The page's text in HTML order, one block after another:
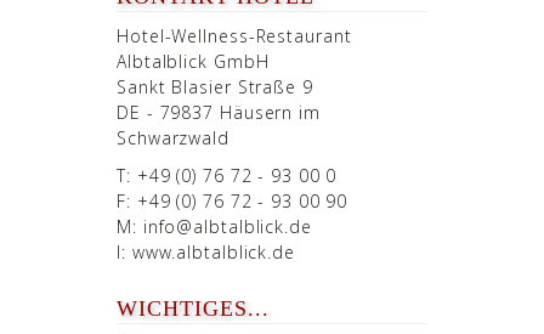
Hotel-Wellness-Restaurant
Albtalblick GmbH
Sankt Blasier Straße 9
DE - 79837 Häusern im
Schwarzwald
T: +49 (0) 76 72 - 93 00 0
F: +49 (0) 76 72 - 93 00 90
M: info@albtalblick.de
I: www.albtalblick.de
WICHTIGES...